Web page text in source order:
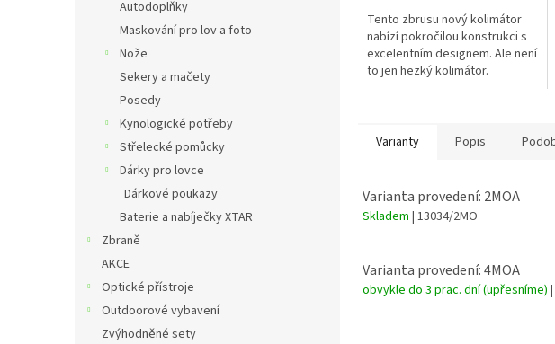
Autodoplňky
Maskování pro lov a foto
Nože
Sekery a mačety
Posedy
Kynologické potřeby
Střelecké pomůcky
Dárky pro lovce
Dárkové poukazy
Baterie a nabíječky XTAR
Zbraně
AKCE
Optické přístroje
Outdoorové vybavení
Zvýhodněné sety
Tento zbrusu nový kolimátor
nabízí pokročilou konstrukci s
excelentním designem. Ale není
to jen hezký kolimátor.
Varianty Popis
Varianta provedení: 2MOA
Skladem | 13034/2MO
Varianta provedení: 4MOA
obvykle do 3 prac. dní (upřesníme)